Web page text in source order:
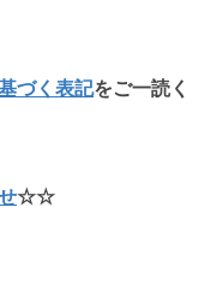
づく表記をご一読く
☆☆